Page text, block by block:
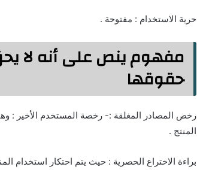
حرية الاستخدام : مفتوحة .
مفهوم ينص على أنه لا
حقوقها
رخص المصادر المغلقة :- رخصة المستخدم الأخير :
المنتج .
براءة الاختراع الحصرية : حيث يتم احتكار استخدام